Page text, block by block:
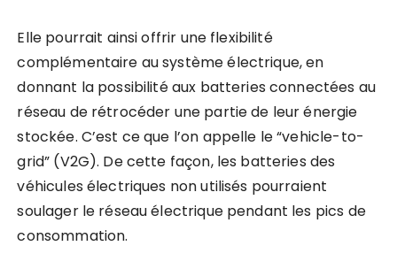
Elle pourrait ainsi offrir une flexibilité
complémentaire au systèmeélectrique, en
donnant la possibilité aux batteries connectées au
réseau de rétrocéder une partie de leur énergie
stockée. C’est ce que l’on appelle le “vehicle-to-
grid” (V2G). De cette façon, les batteries des
véhicules électriques non utilisés pourraient
soulager le réseau électrique pendant les pics de
consommation.